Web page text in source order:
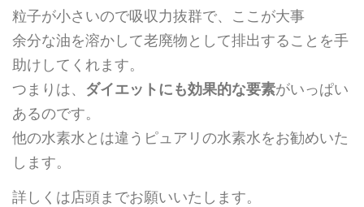
粒子が小さいので吸収力抜群で、ここが大事
余分な油を溶かして老廃物として排出することを手
助けしてくれます。
つまりは、 ダイエットにも効果的な要素がいっぱい
あるのです。
他の水素水とは違うピュアリの水素水をお勧めいた
します。
詳しくは店頭までお願いいたします。